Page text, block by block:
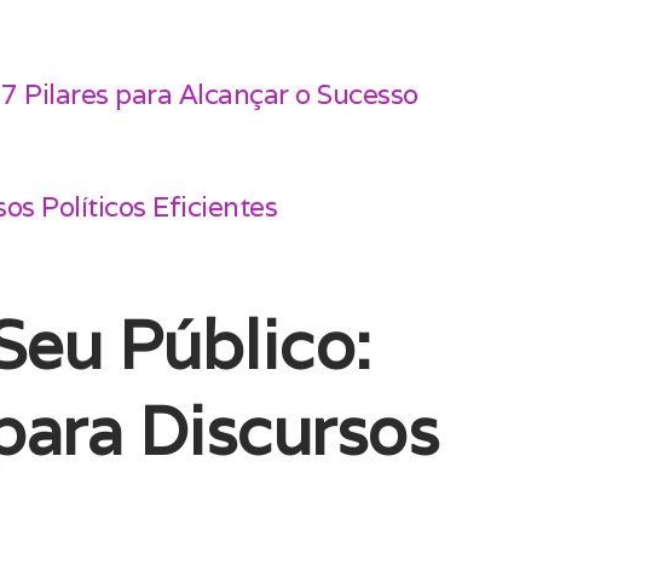
Pilares para Alcançar o Sucesso
Políticos Eficientes
Público:
Discursos